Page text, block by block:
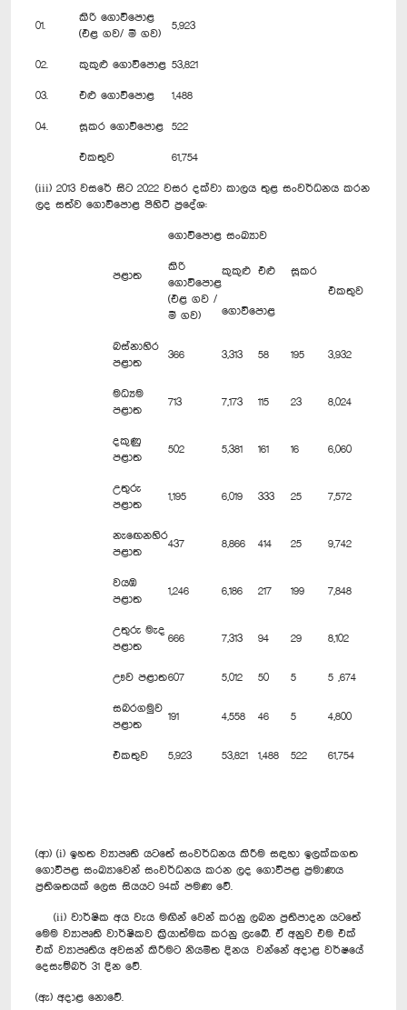
01.
කිරි ගොවිපොළ
(එළ ගව/ මී ගව)
5,923
02. කුකුළු ගොවිපොළ 53,821
03. එළු ගොවිපොළ 1,488
04. සූකර ගොවිපොළ 522
එකතුව 61,754
(iii) 2013 වසරේ සිට 2022 වසර දක්වා කාලය තුළ සංවර්ධනය කරන
ලද සත්ව ගොවිපොළ පිහිටි ප්‍රදේශ:
පළාත
ගොවිපොළ සංඛ්‍යාව
කිරි
ගොවිපොළ
(එළ ගව /
මී ගව)
කුකුළු එළු
සූකර
එකතුව
ගොවිපොළ
බස්නාහිර
පළාත
366 3,313 58 195 3,932
මධ්‍යම
පළාත
713 7,173 115 23 8,024
දකුණු
පළාත
502 5,381 161 16 6,060
උතුරු
පළාත
1,195 6,019 333 25 7,572
නැඟෙනහිර
පළාත
437 8,866 414 25 9,742
වයඹ
පළාත
1,246 6,186 217 199 7,848
උතුරු මැද
පළාත
666 7,313 94 29 8,102
ඌව පළාත607 5,012 50 5 5 ,674
සබරගමුව
පළාත
191 4,558 46 5 4,800
එකතුව 5,923 53,821 1,488 522 61,754
(ආ) (i) ඉහත ව්‍යාපෘති යටතේ සංවර්ධනය කිරීම සඳහා ඉලක්කගත
ගොවිපළ සංඛ්‍යාවෙන් සංවර්ධනය කරන ලද ගොවිපළ ප්‍රමාණය
ප්‍රතිශතයක් ලෙස සියයට 94ක් පමණ වේ.
(ii) වාර්ෂික අය වැය මඟින් වෙන් කරනු ලබන ප්‍රතිපාදන යටතේ
මෙම ව්‍යාපෘති වාර්ෂිකව ක්‍රියාත්මක කරනු ලැබේ. ඒ අනුව එම එක්
එක් ව්‍යාපෘතිය අවසන් කිරීමට නියමිත දිනය වන්නේ අදාළ වර්ෂයේ
දෙසැම්බර් 31 දින වේ.
(ඇ) අදාළ නොවේ.